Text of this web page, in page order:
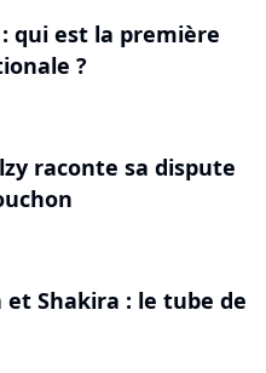
qui est la première
?
raconte sa dispute
et Shakira : le tube de